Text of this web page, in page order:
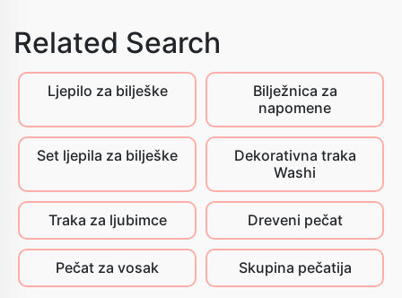
Related Search
Ljepilo za bilješke
Bilježnica za
napomene
Set ljepila za bilješke
Dekorativna traka
Washi
Traka za ljubimce Dreveni pečat
Pečat za vosak Skupina pečatija